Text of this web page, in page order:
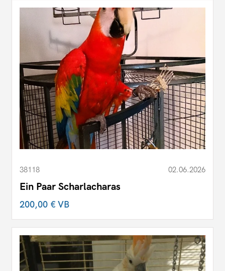
38118 02.06.2026
Ein Paar Scharlacharas
200,00 €VB